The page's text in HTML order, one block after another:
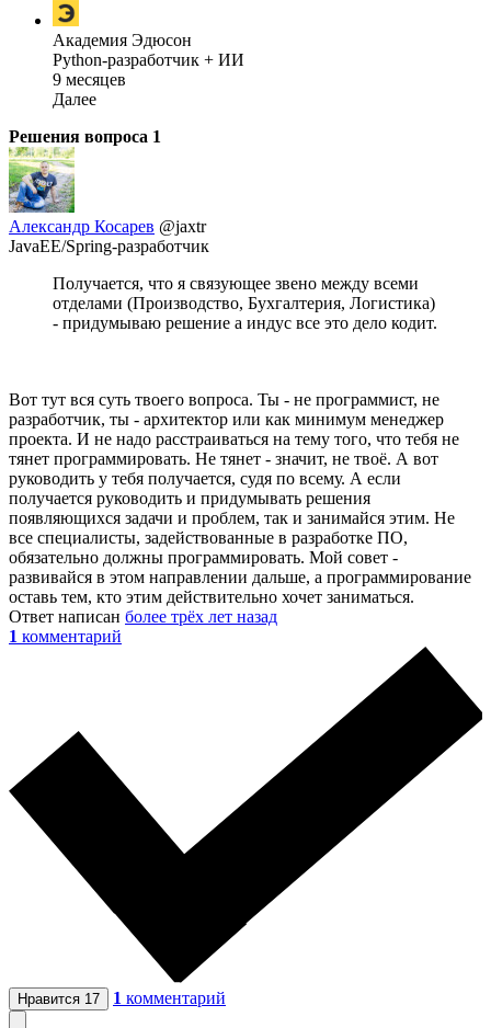
Академия Эдюсон
Python-разработчик + ИИ
9 месяцев
Далее
Решения вопроса 1
Александр Косарев @jaxtr
JavaEE/Spring-разработчик
Получается, что я связующее звено между всеми
отделами (Производство, Бухгалтерия, Логистика)
- придумываю решение а индус все это дело кодит.
Вот тут вся суть твоего вопроса. Ты - не программист, не
разработчик, ты - архитектор или как минимум менеджер
проекта. И не надо расстраиваться на тему того, что тебя не
тянет программировать. Не тянет - значит, не твоё. А вот
руководить у тебя получается, судя по всему. А если
получается руководить и придумывать решения
появляющихся задачи и проблем, так и занимайся этим. Не
все специалисты, задействованные в разработке ПО,
обязательно должны программировать. Мой совет -
развивайся в этом направлении дальше, а программирование
оставь тем, кто этим действительно хочет заниматься.
Ответ написан более трёх лет назад
1 комментарий
Нравится 17 1 комментарий